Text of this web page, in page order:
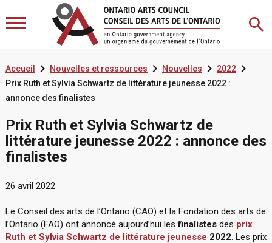
Accueil  Nouvelles et ressources Nouvelles 2022
Prix Ruth et Sylvia Schwartz de littérature jeunesse 2022 :
annonce des finalistes
Prix Ruth et Sylvia Schwartz de
littérature jeunesse 2022 : annonce des
finalistes
26 avril 2022
Le Conseil des arts de l’Ontario (CAO) et la Fondation des arts de
l’Ontario (FAO) ont annoncé aujourd’hui lesfinalistes des prix
Ruth et Sylvia Schwartz de littérature jeunesse 2022. Les prix